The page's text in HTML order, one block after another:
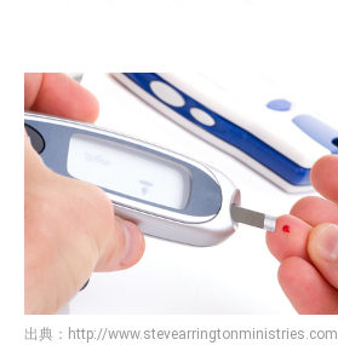
出典： http://www.stevearringtonministries.com